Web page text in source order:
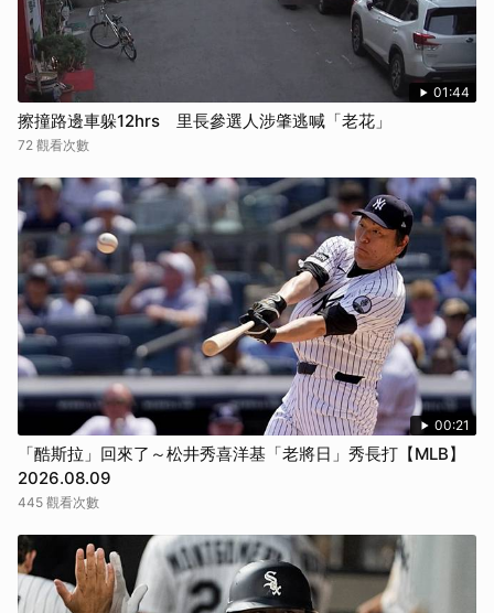
01:44
擦撞路邊車躲12hrs 里長參選人涉肇逃喊「老花」
72 觀看次數
00:21
「酷斯拉」回來了～松井秀喜洋基「老將日」秀長打【MLB】
2026.08.09
445 觀看次數